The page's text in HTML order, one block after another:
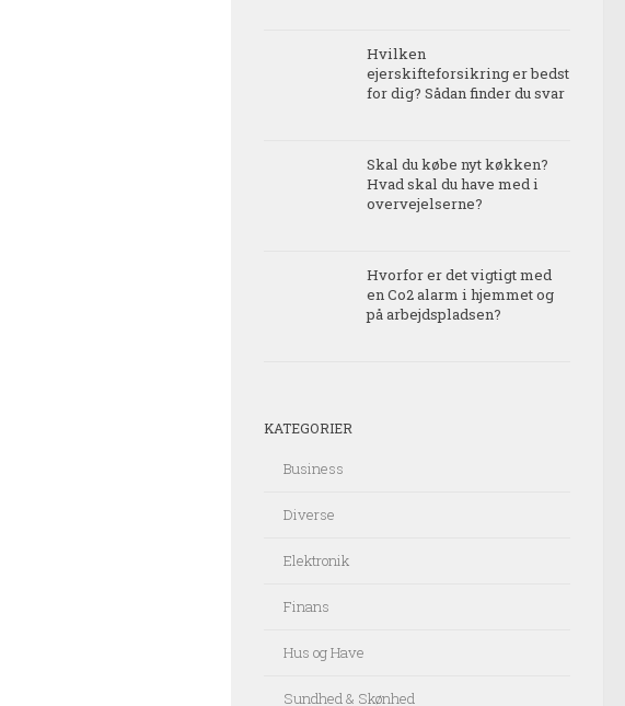
Hvilken
ejerskifteforsikring er bedst
for dig? Sådan finder du svar
Skal du købe nyt køkken?
Hvad skal du have med i
overvejelserne?
Hvorfor er det vigtigt med
en Co2 alarm i hjemmet og
på arbejdspladsen?
KATEGORIER
Business
Diverse
Elektronik
Finans
Hus og Have
Sundhed & Skønhed